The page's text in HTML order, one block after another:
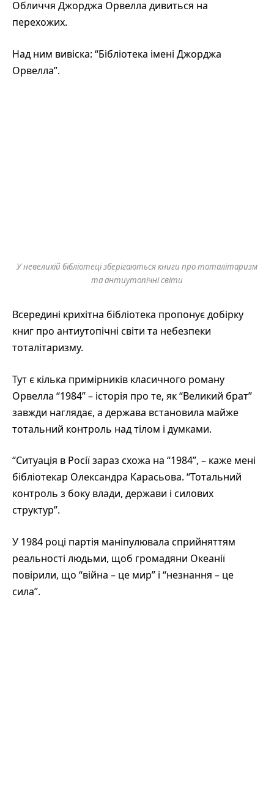
Обличчя Джорджа Орвелла дивиться на
перехожих.
Над ним вивіска: “Бібліотека імені Джорджа
Орвелла”.
У невеликій бібліотеці зберігаються книги про тоталітаризм
та антиутопічні світи
Всередині крихітна бібліотека пропонує добірку
книг про антиутопічні світи та небезпеки
тоталітаризму.
Тут є кілька примірників класичного роману
Орвелла “1984” – історія про те, як “Великий брат”
завжди наглядає, а держава встановила майже
тотальний контроль над тілом і думками.
“Ситуація в Росії зараз схожа на “1984”, – каже мені
бібліотекар Олександра Карасьова. “Тотальний
контроль з боку влади, держави і силових
структур”.
У 1984 році партія маніпулювала сприйняттям
реальності людьми, щоб громадяни Океанії
повірили, що “війна – це мир” і “незнання – це
сила”.